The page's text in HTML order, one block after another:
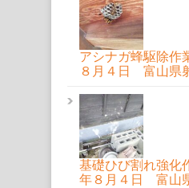
アシナガ蜂駆除
８月４日 富山県
基礎ひび割れ強
年８月４日 富山